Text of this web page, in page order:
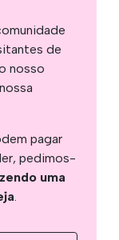
de
nosso
pagar
pedimos-
uma